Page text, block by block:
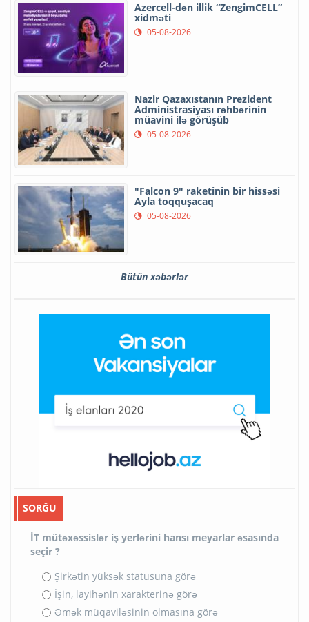
Azercell-dən illik “ZengimCELL”
xidməti
05-08-2026
Nazir Qazaxıstanın Prezident
Administrasiyası rəhbərinin
müavini ilə görüşüb
05-08-2026
"Falcon 9" raketinin bir hissəsi
Ayla toqquşacaq
05-08-2026
Bütün xəbərlər
SORĞU
İT mütəxəssislər iş yerlərini hansı meyarlar əsasında
seçir ?
Şirkətin yüksək statusuna görə
İşin, layihənin xarakterinə görə
Əmək müqaviləsinin olmasına görə